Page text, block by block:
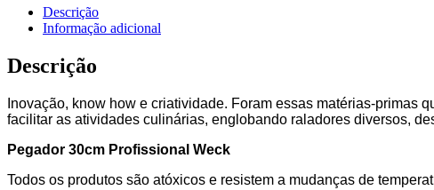
Descrição
Informação adicional
Descrição
Inovação, know how e criatividade. Foram essas matérias-primas
facilitar as atividades culinárias, englobando raladores diversos,
Pegador 30cm Profissional Weck
Todos os produtos são atóxicos e resistem a mudanças de